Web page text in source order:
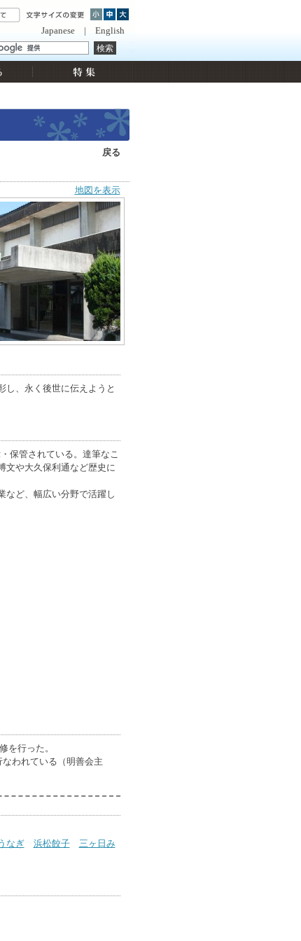
Japanese| English
戻る
地図を表示
し、永く後世に伝えようと
保管されている。達筆なこ
文や大久保利通など歴史に
など、幅広い分野で活躍し
を行った。
なわれている（明善会主
なぎ 浜松餃子
三ヶ日み